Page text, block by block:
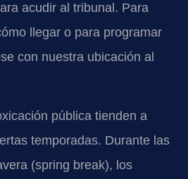
acudir al tribunal. Para
llegar o para programar
con nuestra ubicación al
pública tienden a
temporadas. Durante las
(spring break), los